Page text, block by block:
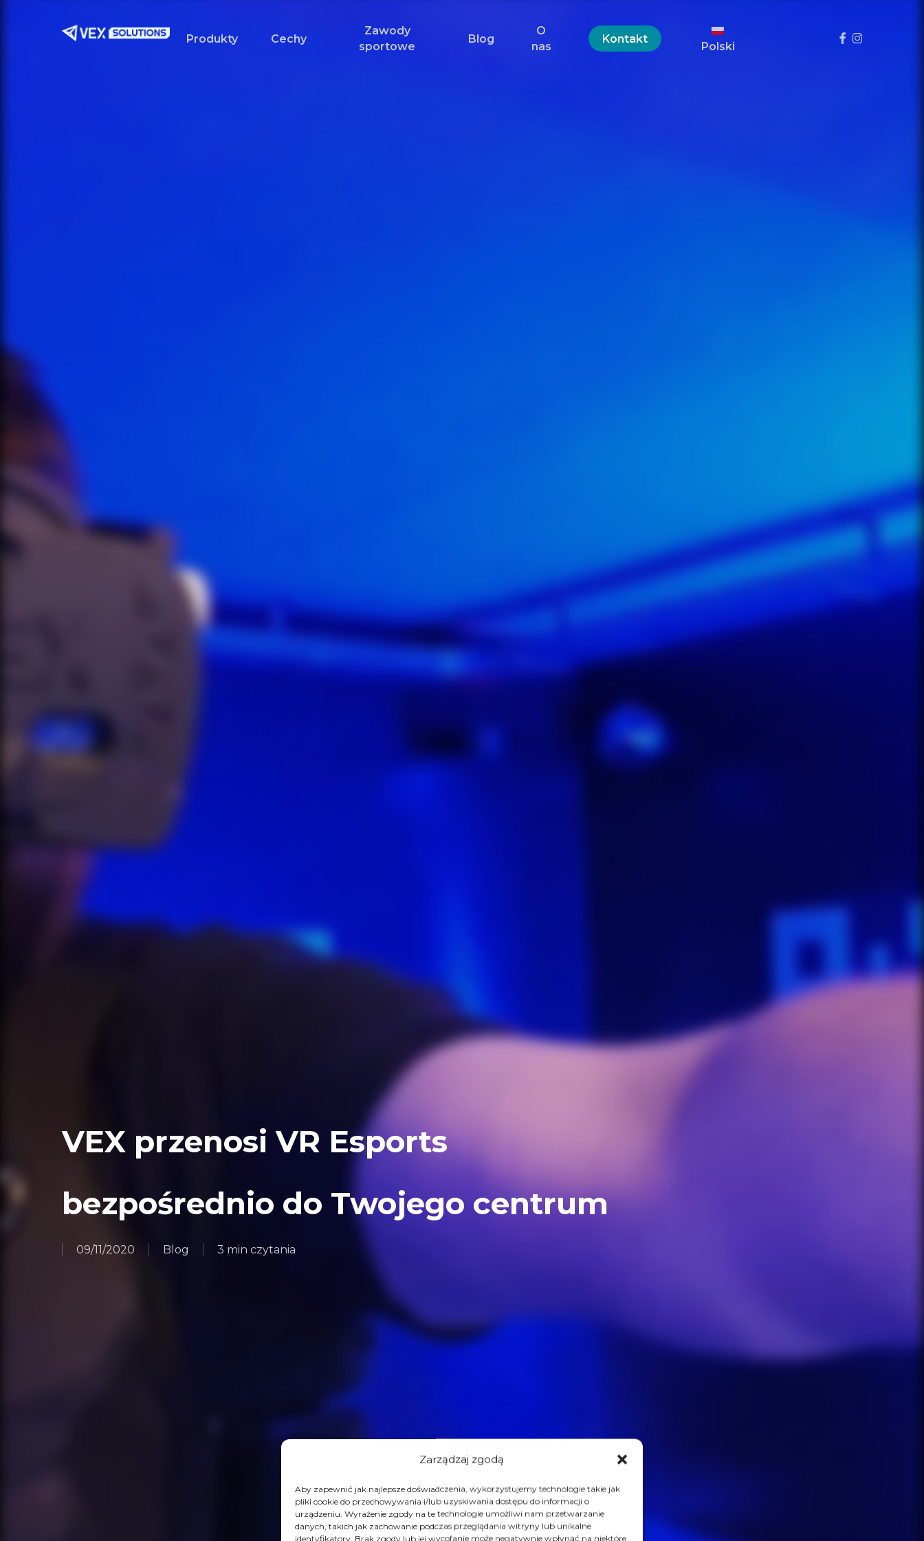
Zarządzaj zgodą
Aby zapewnić jak najlepsze doświadczenia, wykorzystujemy technologie takie jak
pliki cookie do przechowywania i/lub uzyskiwania dostępu do informacji o
urządzeniu. Wyrażenie zgody na te technologie umożliwi nam przetwarzanie
danych, takich jak zachowanie podczas przeglądania witryny lub unikalne
identyfikatory. Brak zgody lub jej wycofanie może negatywnie wpłynąć na niektóre
Produkty Cechy
Zawody
sportowe
Blog
O
nas
Kontakt
Polski
Facebook
Instagram
VEX przenosi VR Esports
bezpośrednio do Twojego centrum
09/11/2020 Blog 3 min czytania